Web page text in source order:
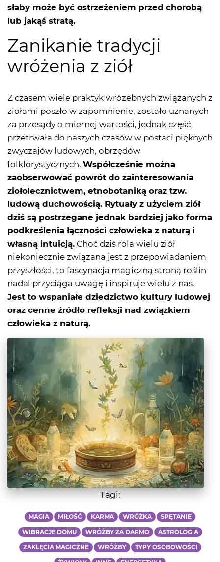
słaby może być ostrzeżeniem przed chorobą
lub jakąś stratą.
Zanikanie tradycji
wróżenia z ziół
Z czasem wiele praktyk wróżebnych związanych z
ziołami poszło w zapomnienie, zostało uznanych
za przesądy o miernej wartości, jednak część
przetrwała do naszych czasów w postaci pięknych
zwyczajów ludowych, obrzędów
folklorystycznych. Współcześnie można
zaobserwować powrót do zainteresowania
ziołolecznictwem, etnobotaniką oraz tzw.
ludową duchowością. Rytuały z użyciem ziół
dziś są postrzegane jednak bardziej jako forma
podkreślenia łączności człowieka z naturą i
własną intuicją. Choć dziś rola wielu ziół
niekoniecznie związana jest z przepowiadaniem
przyszłości, to fascynacja magiczną stroną roślin
nadal przyciąga uwagę i inspiruje wielu z nas.
Jest to wspaniałe dziedzictwo kultury ludowej
oraz cenne źródło refleksji nad związkiem
człowieka z naturą.
Tagi:
MAGIA MIŁOŚĆ KARMA WRÓŻKA SPĘTANIE
WIBRACJE DOMU WRÓŻBY ZA DARMO ASTROLOGIA
ZAKLĘCIA MAGICZNE WRÓŻBY TYPY OSOBOWOŚCI